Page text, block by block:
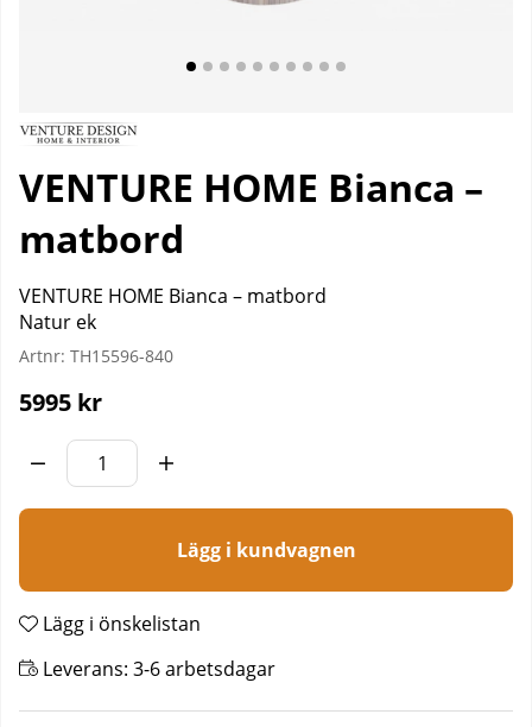
VENTURE HOME Bianca –
matbord
VENTURE HOME Bianca – matbord
Natur ek
Artnr: TH15596-840
5995 kr
Lägg i kundvagnen
Lägg i önskelistan
Leverans: 3-6 arbetsdagar